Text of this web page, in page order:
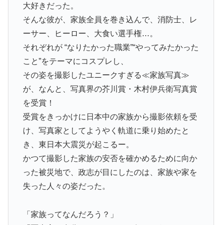
大好きだった。
そんな彼が、家族全員を巻き込んで、消防士、レ
ーサー、ヒーロー、大食い選手権…。
それぞれが “なりたかった職業”“やってみたかった
こと”をテーマにコスプレし、
その姿を撮影したユニークすぎる≪家族写真≫
が、なんと、写真界の芥川賞・木村伊兵衛写真賞
を受賞！
受賞をきっかけに日本中の家族から撮影依頼を受
け、写真家としてようやく軌道に乗り始めたと
き、東日本大震災が起こるー。
かつて撮影した家族の安否を確かめるために向か
った被災地で、政志が目にしたのは、家族や家を
失った人々の姿だった。
「家族ってなんだろう？」